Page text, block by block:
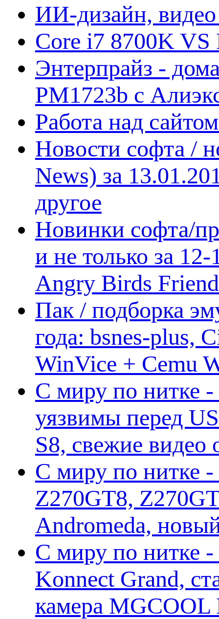
ИИ-дизайн,
Core i7 8700K VS
Энтерпрайз -
PM1723b с
Работа над
Новости софта /
News) за
другое
Новинки софта/
и не только за
Angry Birds
Пак / подборка
года: bsnes-plus,
WinVice + Cemu
С миру по нитке
уязвимы перед
S8, свежие
С миру по нитке -
Z270GT8,
Andromeda,
С миру по нитке -
Konnect Grand,
камера MGCOOL